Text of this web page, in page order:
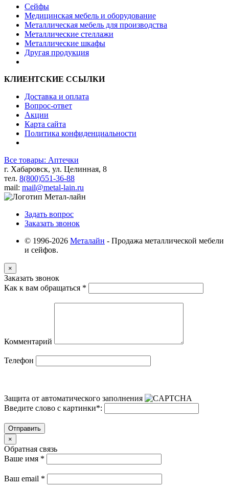
Сейфы
Медицинская мебель и оборудование
Металлическая мебель для производства
Металлические стеллажи
Металлические шкафы
Другая продукция
КЛИЕНТСКИЕ ССЫЛКИ
Доставка и оплата
Вопрос-ответ
Акции
Карта сайта
Политика конфиденциальности
Все товары: Аптечки
г. Хабаровск, ул. Целинная, 8
тел. 8(800)551-36-88
mail: mail@metal-lain.ru
Задать вопрос
Заказать звонок
© 1996-2026 Металайн - Продажа металлической мебели
и сейфов.
×
Заказать звонок
Как к вам обращаться *
Комментарий
Телефон
Защита от автоматического заполнения
Введите слово с картинки*:
Отправить
×
Обратная связь
Ваше имя *
Ваш email *